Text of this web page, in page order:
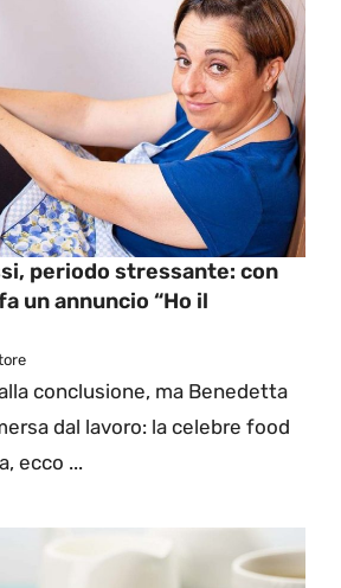
periodo stressante: con
un annuncio “Ho il
conclusione, ma Benedetta
dal lavoro: la celebre food
ecco ...